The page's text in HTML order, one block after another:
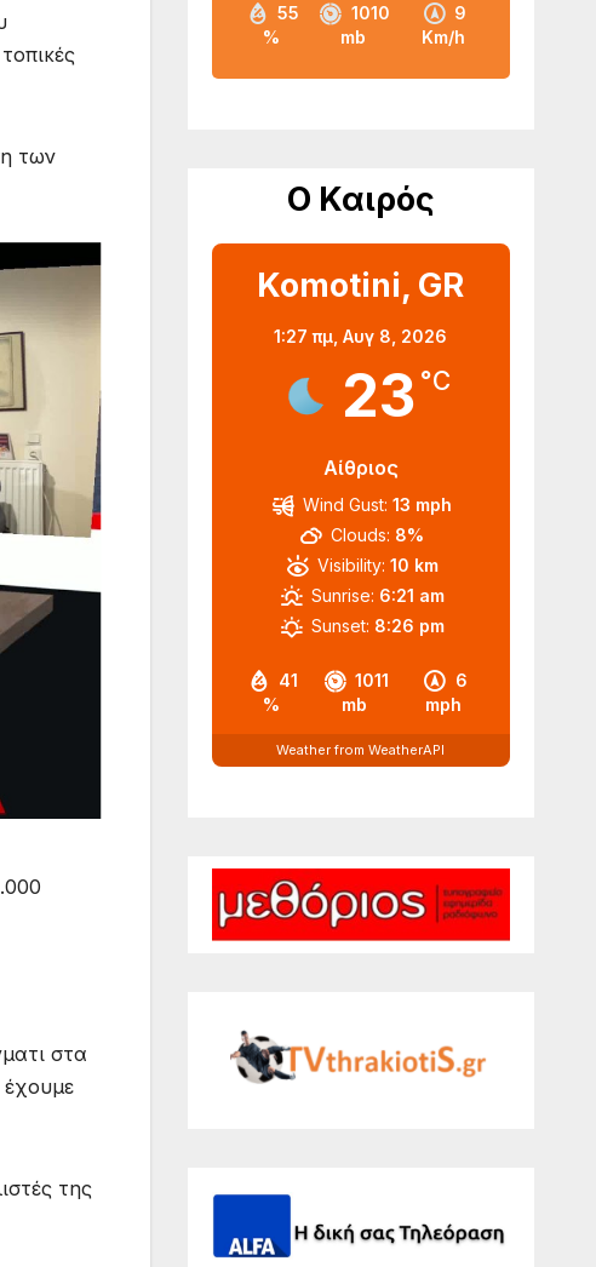
των
στα
έχουμε
της
55
%
1010
mb
9
Km/h
Ο Καιρός
Komotini, GR
1:27 πμ,Αυγ 8, 2026
23 °C
Αίθριος
41
%
1011
mb
6
mph
Wind Gust: 13 mph
Clouds: 8%
Visibility: 10 km
Sunrise: 6:21 am
Sunset: 8:26 pm
Weather from WeatherAPI